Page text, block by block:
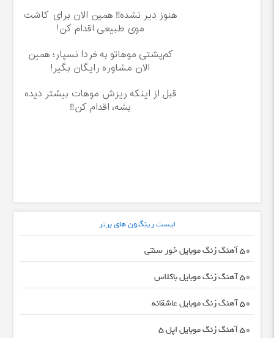
هنوز دیر نشده‼️ همین الان برای کاشت
موی طبیعی اقدام کن!
کم‌پشتی موهاتو به فردا نسپار؛ همین
الان مشاوره رایگان بگیر!
قبل از اینکه ریزش موهات بیشتر دیده
بشه، اقدام کن‼️
لیست رینگتون های برتر
50 آهنگ زنگ موبایل خور سنتی
50 آهنگ زنگ موبایل باکلاس
50 آهنگ زنگ موبایل عاشقانه
50 آهنگ زنگ موبایل اپل 5